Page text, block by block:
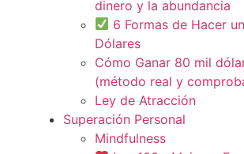
dinero y la abundancia
6 Formas de Hacer
Dólares
Cómo Ganar 80 mil
(método real y
Ley de Atracción
Superación Personal
Mindfulness